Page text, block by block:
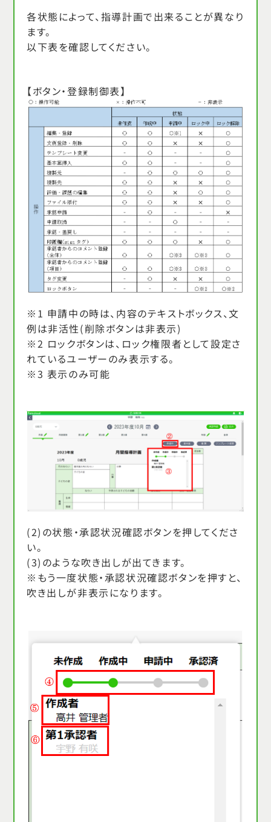
各状態によって、指導計画で出来ることが異なり
ます。
以下表を確認してください。
【ボタン・登録制御表】
※1 申請中の時は、内容のテキストボックス、文
例は非活性(削除ボタンは非表示)
※2 ロックボタンは、ロック権限者として設定さ
れているユーザーのみ表示する。
※3 表示のみ可能
(2)の状態・承認状況確認ボタンを押してくださ
い。
(3)のような吹き出しが出てきます。
※もう一度状態・承認状況確認ボタンを押すと、
吹き出しが非表示になります。